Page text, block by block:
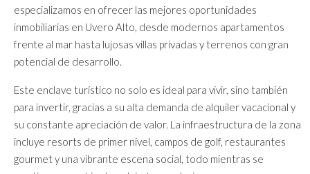
especializamos en ofrecer las mejores oportunidades
inmobiliarias en Uvero Alto, desde modernos apartamentos
frente al mar hasta lujosas villas privadas y terrenos con gran
potencial de desarrollo.
Este enclave turístico no solo es ideal para vivir, sino también
para invertir, gracias a su alta demanda de alquiler vacacional y
su constante apreciación de valor. La infraestructura de la zona
incluye resorts de primer nivel, campos de golf, restaurantes
gourmet y una vibrante escena social, todo mientras se